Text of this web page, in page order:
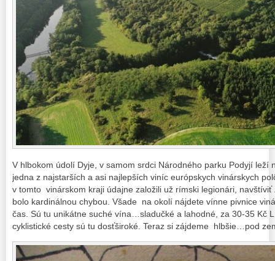
V hlbokom údolí Dyje, v samom srdci Národného parku Podyjí leží
jedna z najstarších a asi najlepších viníc európskych vinárskych
v tomto vinárskom kraji údajne založili už rímski legionári,
bolo kardinálnou chybou. Všade na okolí nájdete vínne pivnice
čas. Sú tu unikátne suché vína…sladučké a lahodné, za 30-35 Kč
cyklistické cesty sú tu dosťširoké. Teraz si zájdeme hlbšie…pod